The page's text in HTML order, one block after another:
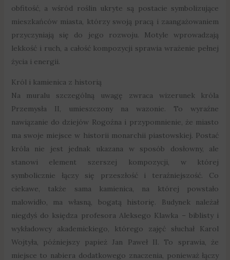
obfitość, a wśród roślin ukryte są postacie symbolizujące
mieszkańców miasta, którzy swoją pracą i zaangażowaniem
przyczyniają się do jego rozwoju. Motyle wprowadzają
lekkość i ruch, a całość kompozycji sprawia wrażenie pełnej
życia i energii.
Król i kamienica z historią
Na muralu szczególną uwagę zwraca wizerunek króla
Przemysła II, umieszczony na wazonie. To wyraźne
nawiązanie do dziejów Rogoźna i przypomnienie, że miasto
ma swoje miejsce w historii monarchii piastowskiej. Postać
króla nie jest jednak ukazana w sposób dosłowny, ale
stanowi element szerszej kompozycji, w której
symbolicznie łączy się przeszłość i teraźniejszość. Co
ciekawe, także sama kamienica, na której powstało
malowidło, ma własną, bogatą historię. Budynek należał
niegdyś do księdza profesora Aleksego Klawka – biblisty i
wykładowcy akademickiego, którego zajęć słuchał Karol
Wojtyła, późniejszy papież Jan Paweł II. To sprawia, że
miejsce to nabiera dodatkowego znaczenia, ponieważ łączy